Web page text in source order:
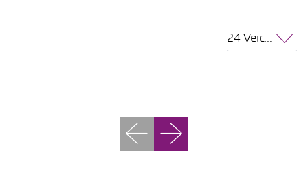
24 Veicoli per pagina